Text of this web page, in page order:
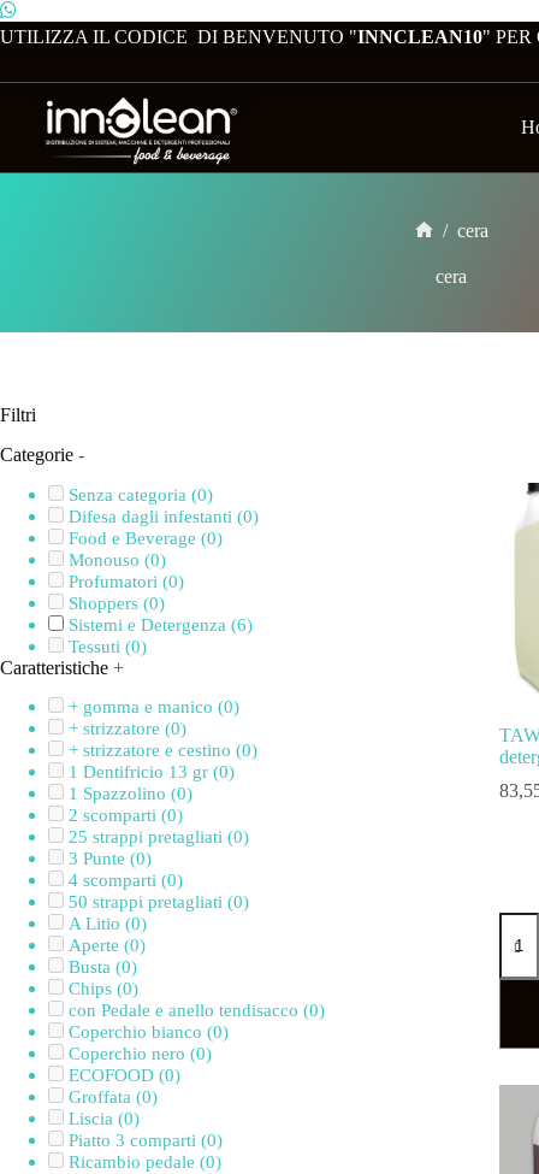
UTILIZZA IL CODICE DI BENVENUTO "INNCLEAN10" PER
/ cera
cera
Filtri
Categorie -
Senza categoria (0)
Difesa dagli infestanti (0)
Food e Beverage (0)
Monouso (0)
Profumatori (0)
Shoppers (0)
Sistemi e Detergenza (6)
Tessuti (0)
Caratteristiche +
+ gomma e manico (0)
+ strizzatore (0)
+ strizzatore e cestino (0)
1 Dentifricio 13 gr (0)
1 Spazzolino (0)
2 scomparti (0)
25 strappi pretagliati (0)
3 Punte (0)
4 scomparti (0)
50 strappi pretagliati (0)
A Litio (0)
Aperte (0)
Busta (0)
Chips (0)
con Pedale e anello tendisacco (0)
Coperchio bianco (0)
Coperchio nero (0)
ECOFOOD (0)
Groffata (0)
Liscia (0)
Piatto 3 comparti (0)
Ricambio pedale (0)